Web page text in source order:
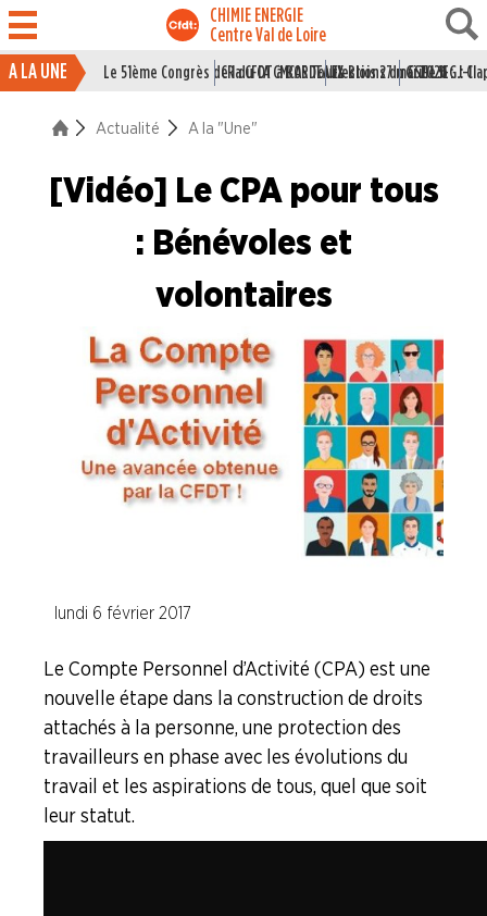
CHIMIE ENERGIE
Centre Val de Loire
ACTUALITÉ
La vie du Syndicat
Des branches professionne
A la "Une"
Syndicalisme HEBDO
Les extraits du Mag Fce
COVID 19
Les extraits du CFDT magazine
SERVICES
NOUS
CONNAÎTRE
BOITE
OUTILS
A LA UNE Le 51ème Congrès de la CFDT à BORDEAUX
CR du CA CMCAS Tours Blois 27 mai 2026
Elections du CSE LSI : J-1
Grille IEG :
Actualité A la "Une"
[Vidéo] Le CPA pour tous
: Bénévoles et
volontaires
lundi 6 février 2017
Le Compte Personnel d’Activité (CPA) est une
nouvelle étape dans la construction de droits
attachés à la personne, une protection des
travailleurs en phase avec les évolutions du
travail et les aspirations de tous, quel que soit
leur statut.